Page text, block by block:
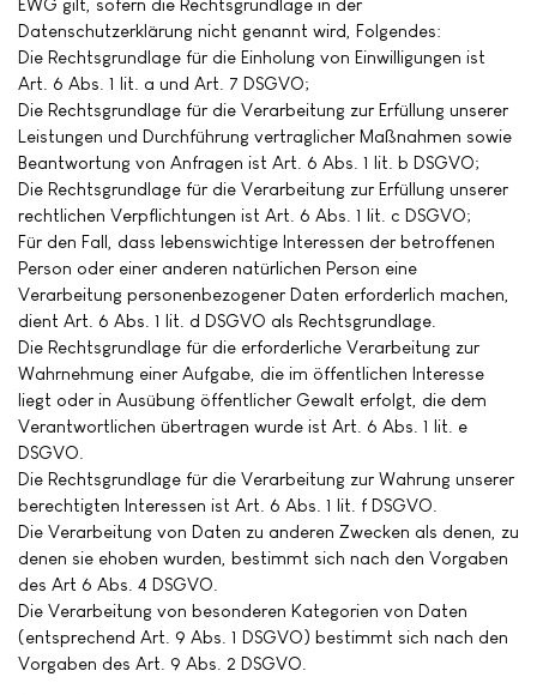
Datenschutzerklärung nicht genannt wird, Folgendes:
Die Rechtsgrundlage für die Einholung von Einwilligungen ist
Art. 6 Abs. 1 lit. a und Art. 7 DSGVO;
Die Rechtsgrundlage für die Verarbeitung zur Erfüllung unserer
Leistungen und Durchführung vertraglicher Maßnahmen sowie
Beantwortung von Anfragen ist Art. 6 Abs. 1 lit. b DSGVO;
Die Rechtsgrundlage für die Verarbeitung zur Erfüllung unserer
rechtlichen Verpflichtungen ist Art. 6 Abs. 1 lit. c DSGVO;
Für den Fall, dass lebenswichtige Interessen der betroffenen
Person oder einer anderen natürlichen Person eine
Verarbeitung personenbezogener Daten erforderlich machen,
dient Art. 6 Abs. 1 lit. d DSGVO als Rechtsgrundlage.
Die Rechtsgrundlage für die erforderliche Verarbeitung zur
Wahrnehmung einer Aufgabe, die im öffentlichen Interesse
liegt oder in Ausübung öffentlicher Gewalt erfolgt, die dem
Verantwortlichen übertragen wurde ist Art. 6 Abs. 1 lit. e
DSGVO.
Die Rechtsgrundlage für die Verarbeitung zur Wahrung unserer
berechtigten Interessen ist Art. 6 Abs. 1 lit. f DSGVO.
Die Verarbeitung von Daten zu anderen Zwecken als denen, zu
denen sie ehoben wurden, bestimmt sich nach den Vorgaben
des Art 6 Abs. 4 DSGVO.
Die Verarbeitung von besonderen Kategorien von Daten
(entsprechend Art. 9 Abs. 1 DSGVO) bestimmt sich nach den
Vorgaben des Art. 9 Abs. 2 DSGVO.